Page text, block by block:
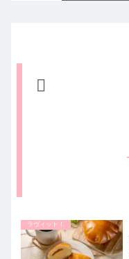
ラヴィット！